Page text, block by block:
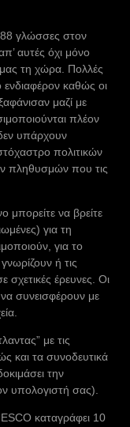
γλώσσες στον
αυτές όχι μόνο
μας τη χώρα. Πολλές
καθώς οι
μαζί με
πλέον
υπάρχουν
πολιτικών
πληθυσμών που τις
μπορείτε να βρείτε
για τη
για το
ή τις
έρευνες. Οι
συνεισφέρουν με
με τις
και τα συνοδευτικά
την
υπολογιστή σας).
καταγράφει 10